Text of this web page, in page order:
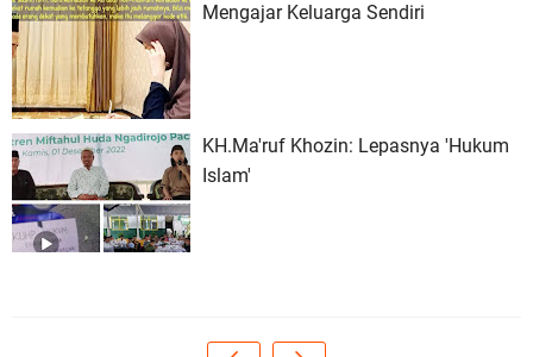
Mengajar Keluarga Sendiri
KH.Ma'ruf Khozin: Lepasnya 'Hukum
Islam'